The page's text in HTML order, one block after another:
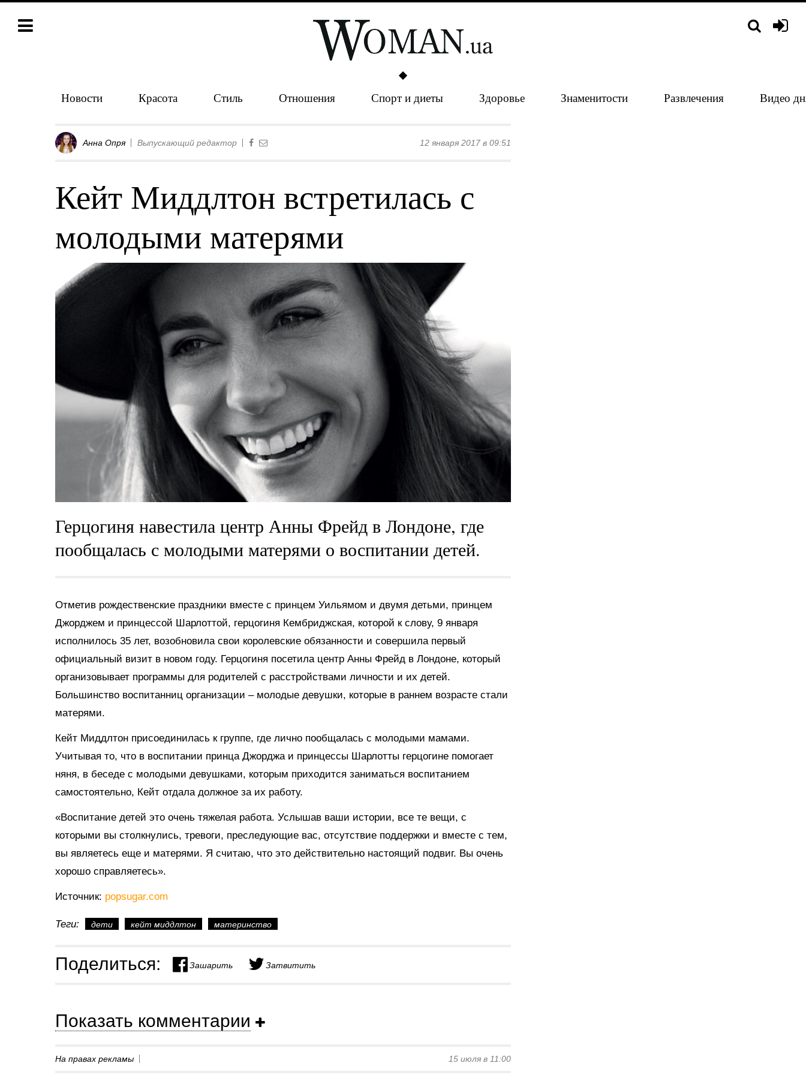
Новости Красота Стиль Отношения Спорт и диеты Здоровье Знаменитости Развлечения Видео
Анна Опря Выпускающий редактор 12 января 2017 в 09:51
Кейт Миддлтон встретилась с
молодыми матерями
Герцогиня навестила центр Анны Фрейд в Лондоне, где
пообщалась с молодыми матерями о воспитании детей.
Отметив рождественские праздники вместе с принцем Уильямом и двумя детьми, принцем
Джорджем и принцессой Шарлоттой, герцогиня Кембриджская, которой к слову, 9 января
исполнилось 35 лет, возобновила свои королевские обязанности и совершила первый
официальный визит в новом году. Герцогиня посетила центр Анны Фрейд в Лондоне, который
организовывает программы для родителей с расстройствами личности и их детей.
Большинство воспитанниц организации – молодые девушки, которые в раннем возрасте стали
матерями.
Кейт Миддлтон присоединилась к группе, где лично пообщалась с молодыми мамами.
Учитывая то, что в воспитании принца Джорджа и принцессы Шарлотты герцогине помогает
няня, в беседе с молодыми девушками, которым приходится заниматься воспитанием
самостоятельно, Кейт отдала должное за их работу.
«Воспитание детей это очень тяжелая работа. Услышав ваши истории, все те вещи, с
которыми вы столкнулись, тревоги, преследующие вас, отсутствие поддержки и вместе с тем,
вы являетесь еще и матерями. Я считаю, что это действительно настоящий подвиг. Вы очень
хорошо справляетесь».
Источник: popsugar.com
Теги: дети кейт миддлтон материнство
Поделиться: Зашарить Затвитить
Показать комментарии
На правах рекламы 15 июля в 11:00